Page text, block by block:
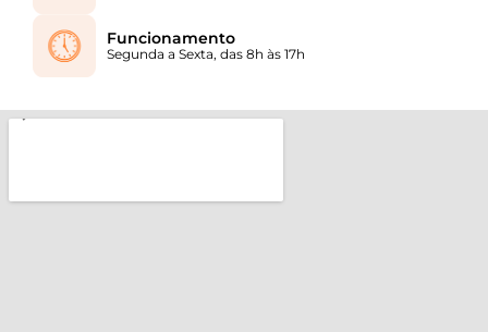
Funcionamento
Segunda a Sexta, das 8h às 17h